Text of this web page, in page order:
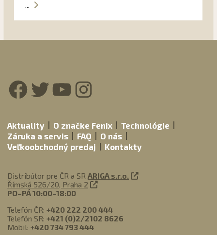
Facebook
Twitter
YouTube
Aktuality O značke Fenix
Technológie
Záruka a servis
FAQ
O nás
Veľkoobchodný predaj
Kontakty
Distribútor pre ČR a SR ARIGA s.r.o.
Římská 526/20, Praha 2
PO–PÁ 10:00–18:00
Telefón ČR: +420 222 200 444
Telefón SR: +421 (0)2/2102 8626
Mobil: +420 734 793 444